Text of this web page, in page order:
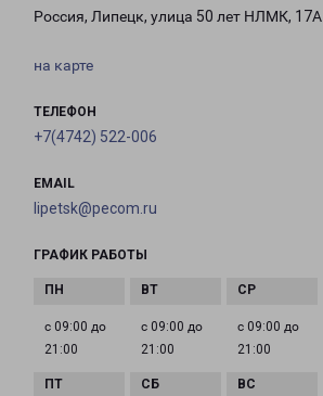
Россия, Липецк, улица 50 лет НЛМК, 17А
на карте
ТЕЛЕФОН
+7(4742) 522-006
EMAIL
lipetsk@pecom.ru
ГРАФИК РАБОТЫ
с 09:00 до
21:00
с 09:00 до
21:00
с 09:00 до
21:00